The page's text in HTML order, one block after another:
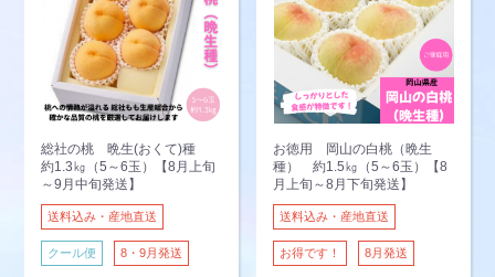
総社の桃 晩生(おくて)種
約1.3㎏（5～6玉）【8月上旬
～9月中旬発送】
送料込み・産地直送
クール便 8・9月発送
お徳用 岡山の白桃（晩生
種） 約1.5㎏（5～6玉）【8
月上旬～8月下旬発送】
送料込み・産地直送
お得です！ 8月発送